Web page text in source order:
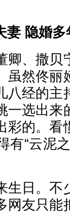
妻 隐婚
卿、撒贝
虽然佟丽
八经的主
一选出来
彩的。看
有“云泥
生日。不
网友只能